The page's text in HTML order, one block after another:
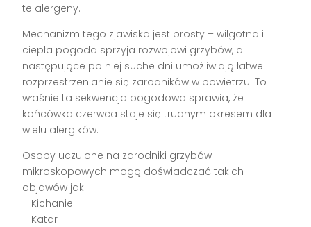
te alergeny.
Mechanizm tego zjawiska jest prosty – wilgotna i
ciepła pogoda sprzyja rozwojowi grzybów, a
następujące po niej suche dni umożliwiają łatwe
rozprzestrzenianie się zarodników w powietrzu. To
właśnie ta sekwencja pogodowa sprawia, że
końcówka czerwca staje się trudnym okresem dla
wielu alergików.
Osoby uczulone na zarodniki grzybów
mikroskopowych mogą doświadczać takich
objawów jak:
– Kichanie
– Katar